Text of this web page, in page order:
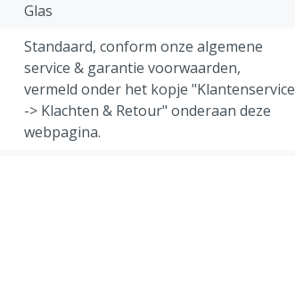
Glas
Standaard, conform onze algemene
service & garantie voorwaarden,
vermeld onder het kopje "Klantenservice
-> Klachten & Retour" onderaan deze
webpagina.